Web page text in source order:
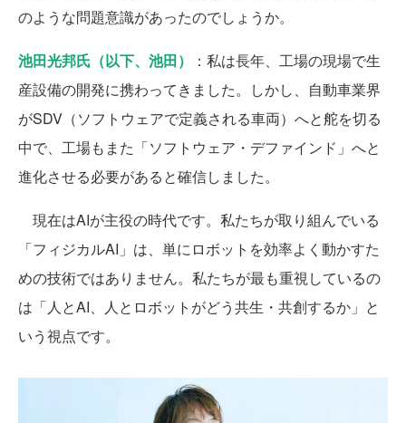
のような問題意識があったのでしょうか。
池田光邦氏（以下、池田）
：私は長年、工場の現場で生
産設備の開発に携わってきました。しかし、自動車業界
がSDV（ソフトウェアで定義される車両）へと舵を切る
中で、工場もまた「ソフトウェア・デファインド」へと
進化させる必要があると確信しました。
現在はAIが主役の時代です。私たちが取り組んでいる
「フィジカルAI」は、単にロボットを効率よく動かすた
めの技術ではありません。私たちが最も重視しているの
は「人とAI、人とロボットがどう共生・共創するか」と
いう視点です。